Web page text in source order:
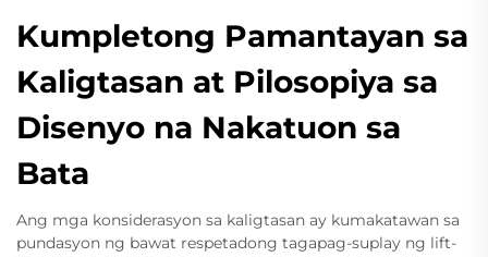
Kumpletong Pamantayan sa
Kaligtasan at Pilosopiya sa
Disenyo na Nakatuon sa
Bata
Ang mga konsiderasyon sa kaligtasan ay kumakatawan sa
pundasyon ng bawat respetadong tagapag-suplay ng lift-